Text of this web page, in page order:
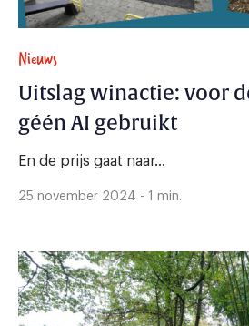
Nieuws
Uitslag winactie: voor
géén AI gebruikt
En de prijs gaat naar...
25 november 2024 - 1 min.